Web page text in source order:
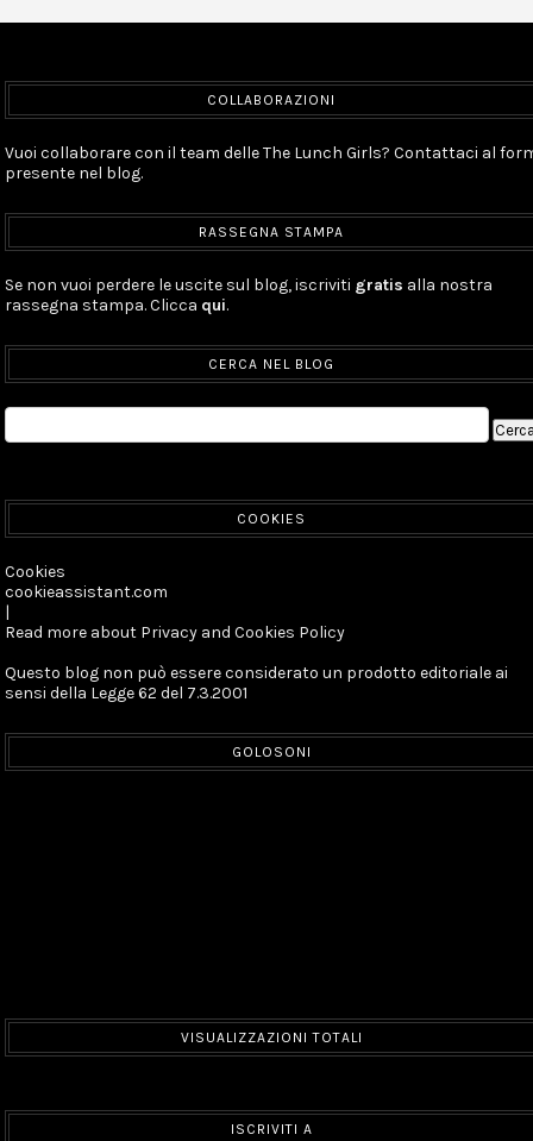
COLLABORAZIONI
Vuoi collaborare con il team delle The Lunch Girls? Contattaci al
presente nel blog.
RASSEGNA STAMPA
Se non vuoi perdere le uscite sul blog, iscriviti gratis alla nostra
rassegna stampa. Clicca qui.
CERCA NEL BLOG
COOKIES
Cookies
cookieassistant.com
|
Read more about Privacy and Cookies Policy
Questo blog non può essere considerato un prodotto editoriale ai
sensi della Legge 62 del 7.3.2001
GOLOSONI
VISUALIZZAZIONI TOTALI
ISCRIVITI A